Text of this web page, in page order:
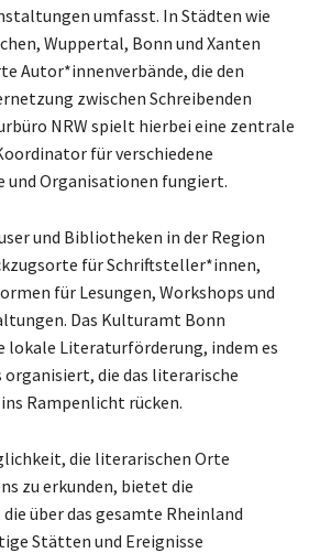
umfasst. In Städten wie
Wuppertal, Bonn und Xanten
Autor*innenverbände, die den
zwischen Schreibenden
NRW spielt hierbei eine zentrale
für verschiedene
und Organisationen fungiert.
und Bibliotheken in der Region
für Schriftsteller*innen,
für Lesungen, Workshops und
Das Kulturamt Bonn
Literaturförderung, indem es
organisiert, die das literarische
Rampenlicht rücken.
die literarischen Orte
zu erkunden, bietet die
über das gesamte Rheinland
Stätten und Ereignisse